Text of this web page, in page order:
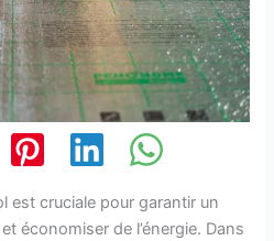
est cruciale pour garantir un
économiser de l’énergie. Dans